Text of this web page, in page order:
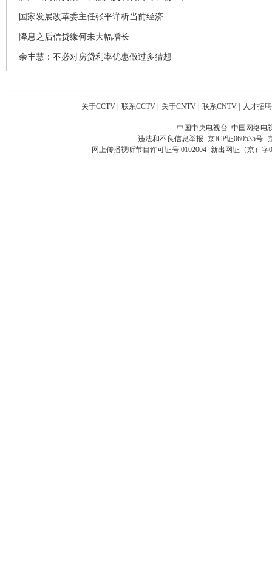
国家发展改革委主任张平详析当前经济
降息之后信贷缘何未大幅增长
余丰慧：不必对房贷利率优惠做过多猜想
关于CCTV 联系CCTV 关于CNTV 联系CNTV 人才招聘
中国中央电视台 中国网络电
违法和不良信息举报 京ICP证060535号
网上传播视听节目许可证号 0102004 新出网证（京）